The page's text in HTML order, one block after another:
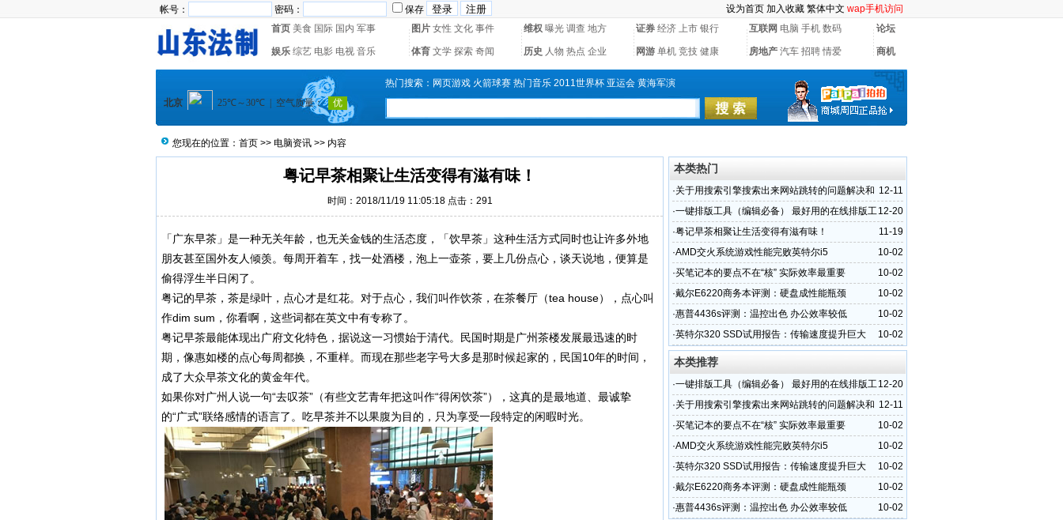
帐号： 密码： 保存 设为首页 加入收藏 繁体中文 wap手机访问
首页 美食 国际 国内 军事 图片 女性 文化 事件 维权 曝光 调查 地方 证券 经济 上市 银行 互联网 电脑 手机 数码 论坛
娱乐 综艺 电影 电视 音乐 体育 文学 探索 奇闻 历史 人物 热点 企业 网游 单机 竞技 健康 房地产 汽车 招聘 情爱 商机
热门搜索： 网页游戏 火箭球赛 热门音乐 2011世界杯 亚运会 黄海军演
您现在的位置： 首页 >> 电脑资讯 >> 内容
粤记早茶相聚让生活变得有滋有味！
时间：2018/11/19 11:05:18 点击： 291
「广东早茶」是一种无关年龄，也无关金钱的生活态度，「饮早茶」这种生活方式同时也让许多外地
朋友甚至国外友人倾羡。每周开着车，找一处酒楼，泡上一壶茶，要上几份点心，谈天说地，便算是
偷得浮生半日闲了。
粤记的早茶，茶是绿叶，点心才是红花。对于点心，我们叫作饮茶，在茶餐厅（tea house），点心叫
作dim sum，你看啊，这些词都在英文中有专称了。
粤记早茶最能体现出广府文化特色，据说这一习惯始于清代。民国时期是广州茶楼发展最迅速的时
期，像惠如楼的点心每周都换，不重样。而现在那些老字号大多是那时候起家的，民国10年的时间，
成了大众早茶文化的黄金年代。
如果你对广州人说一句“去叹茶”（有些文艺青年把这叫作“得闲饮茶”），这真的是最地道、最诚挚
的“广式”联络感情的语言了。吃早茶并不以果腹为目的，只为享受一段特定的闲暇时光。
本类热门
12-11
·关于用搜索引擎搜索出来网站跳转的问题解决和
常见的挂马代码
12-20
·一键排版工具（编辑必备） 最好用的在线排版工
具
11-19
·粤记早茶相聚让生活变得有滋有味！
10-02
·AMD交火系统游戏性能完败英特尔i5
10-02
·买笔记本的要点不在“核” 实际效率最重要
10-02
·戴尔E6220商务本评测：硬盘成性能瓶颈
10-02
·惠普4436s评测：温控出色 办公效率较低
10-02
·英特尔320 SSD试用报告：传输速度提升巨大
本类推荐
12-20
·一键排版工具（编辑必备） 最好用的在线排版工
具
12-11
·关于用搜索引擎搜索出来网站跳转的问题解决和
常见的挂马代码
10-02
·买笔记本的要点不在“核” 实际效率最重要
10-02
·AMD交火系统游戏性能完败英特尔i5
10-02
·英特尔320 SSD试用报告：传输速度提升巨大
10-02
·戴尔E6220商务本评测：硬盘成性能瓶颈
10-02
·惠普4436s评测：温控出色 办公效率较低